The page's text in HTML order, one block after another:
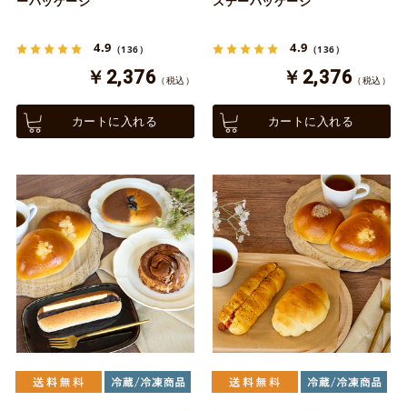
4.9 （136）
￥2,376 （税込）
カートに入れる
4.9 （136）
￥2,376 （税込）
カートに入れる